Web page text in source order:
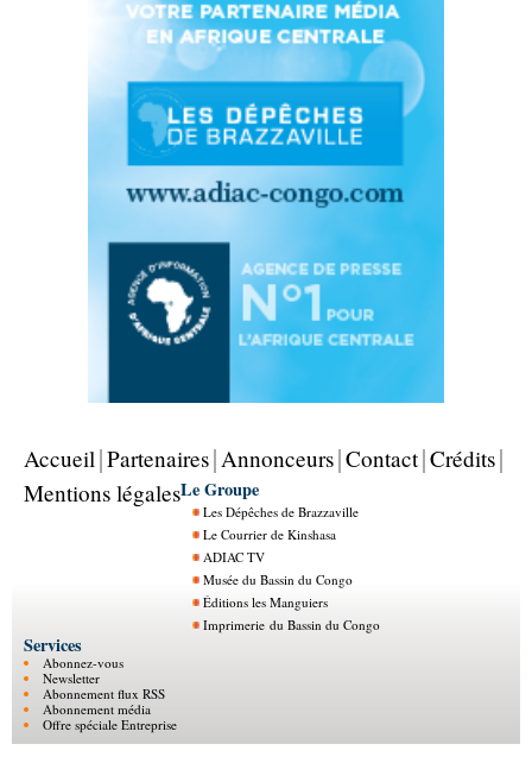
Accueil Partenaires Annonceurs Contact Crédits
Mentions légalesLe Groupe
Les Dépêches de Brazzaville
Le Courrier de Kinshasa
ADIAC TV
Musée du Bassin du Congo
Éditions les Manguiers
Imprimerie du Bassin du Congo
Services
Abonnez-vous
Newsletter
Abonnement flux RSS
Abonnement média
Offre spéciale Entreprise